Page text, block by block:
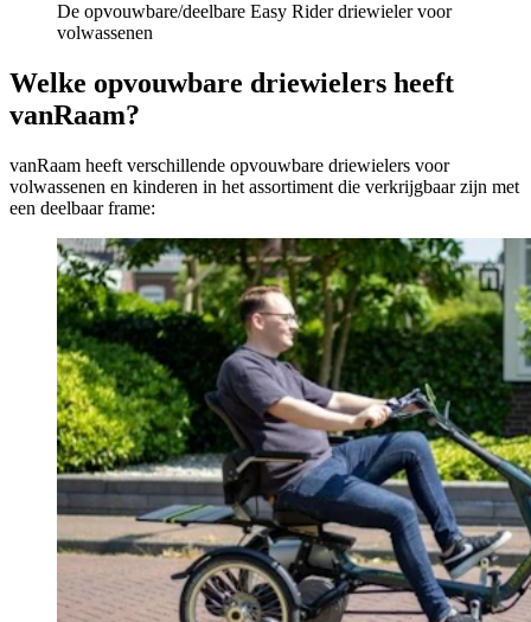
De opvouwbare/deelbare Easy Rider driewieler voor
volwassenen
Welke opvouwbare driewielers heeft
vanRaam?
vanRaam heeft verschillende opvouwbare driewielers voor
volwassenen en kinderen in het assortiment die verkrijgbaar zijn met
een deelbaar frame: